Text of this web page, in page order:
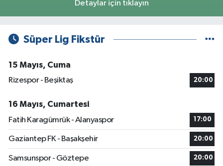
Detaylar için tıklayın
Süper Lig Fikstür
15 Mayıs, Cuma
Rizespor - Beşiktaş
20:00
16 Mayıs, Cumartesi
Fatih Karagümrük - Alanyaspor
17:00
Gaziantep FK - Başakşehir 20:00
Samsunspor - Göztepe 20:00